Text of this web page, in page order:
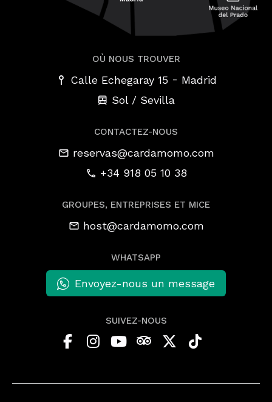
OÙ NOUS TROUVER
Calle Echegaray 15 - Madrid
Sol / Sevilla
CONTACTEZ-NOUS
reservas@cardamomo.com
+34 918 05 10 38
GROUPES, ENTREPRISES ET MICE
host@cardamomo.com
WHATSAPP
Envoyez-nous un message
SUIVEZ-NOUS